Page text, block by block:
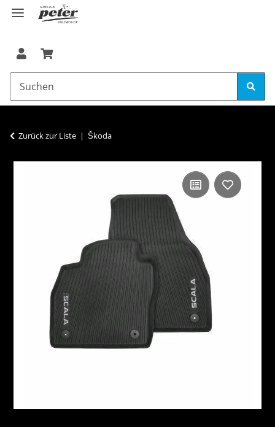
Zurück zur Liste Škoda